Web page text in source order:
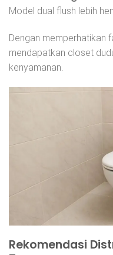
Model dual flush lebih
Dengan memperhatikan
mendapatkan closet
kenyamanan.
Rekomendasi